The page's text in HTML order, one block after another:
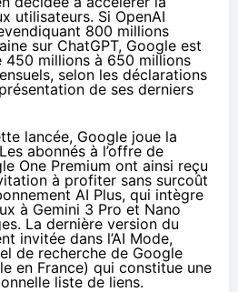
utilisateurs. Si OpenAI
800 millions
sur ChatGPT, Google est
450 millions à 650 millions
selon les déclarations
de ses derniers
lancée, Google joue la
abonnés à l’offre de
One Premium ont ainsi reçu
à profiter sans surcoût
AI Plus, qui intègre
à Gemini 3 Pro et Nano
La dernière version du
invitée dans l’AI Mode,
de recherche de Google
en France) qui constitue une
liste de liens.